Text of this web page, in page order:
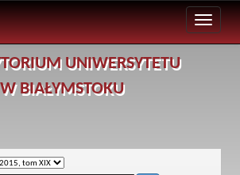
UNIWERSYTETU
W BIAŁYMSTOKU